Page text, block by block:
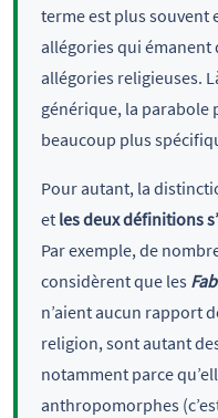
terme est plus souvent
allégories qui émanent
allégories religieuses.
générique, la parabole
beaucoup plus
Pour autant, la
et les deux définitions
Par exemple, de
considèrent que les
n’aient aucun rapport
religion, sont autant
notamment parce
anthropomorphes